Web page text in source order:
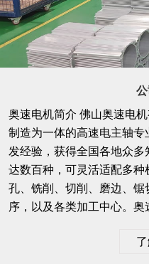
奥速电机简介 佛山奥速电
制造为一体的高速电主轴
发经验，获得全国各地众
达数百种，可灵活适配多
孔、铣削、切削、磨边、
序，以及各类加工中心。奥